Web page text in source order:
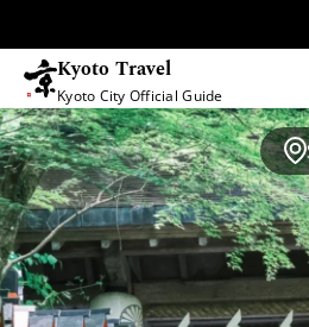
Kyoto Travel
Kyoto City Official Guide
Passer au contenu